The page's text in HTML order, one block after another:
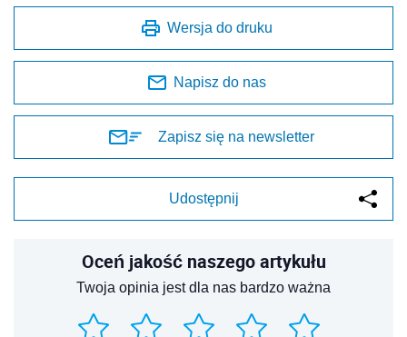
Wersja do druku
Napisz do nas
Zapisz się na newsletter
Udostępnij
Oceń jakość naszego artykułu
Twoja opinia jest dla nas bardzo ważna